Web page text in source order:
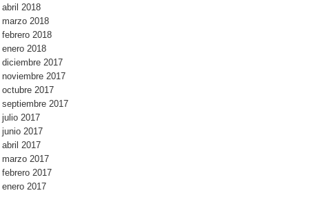
abril 2018
marzo 2018
febrero 2018
enero 2018
diciembre 2017
noviembre 2017
octubre 2017
septiembre 2017
julio 2017
junio 2017
abril 2017
marzo 2017
febrero 2017
enero 2017